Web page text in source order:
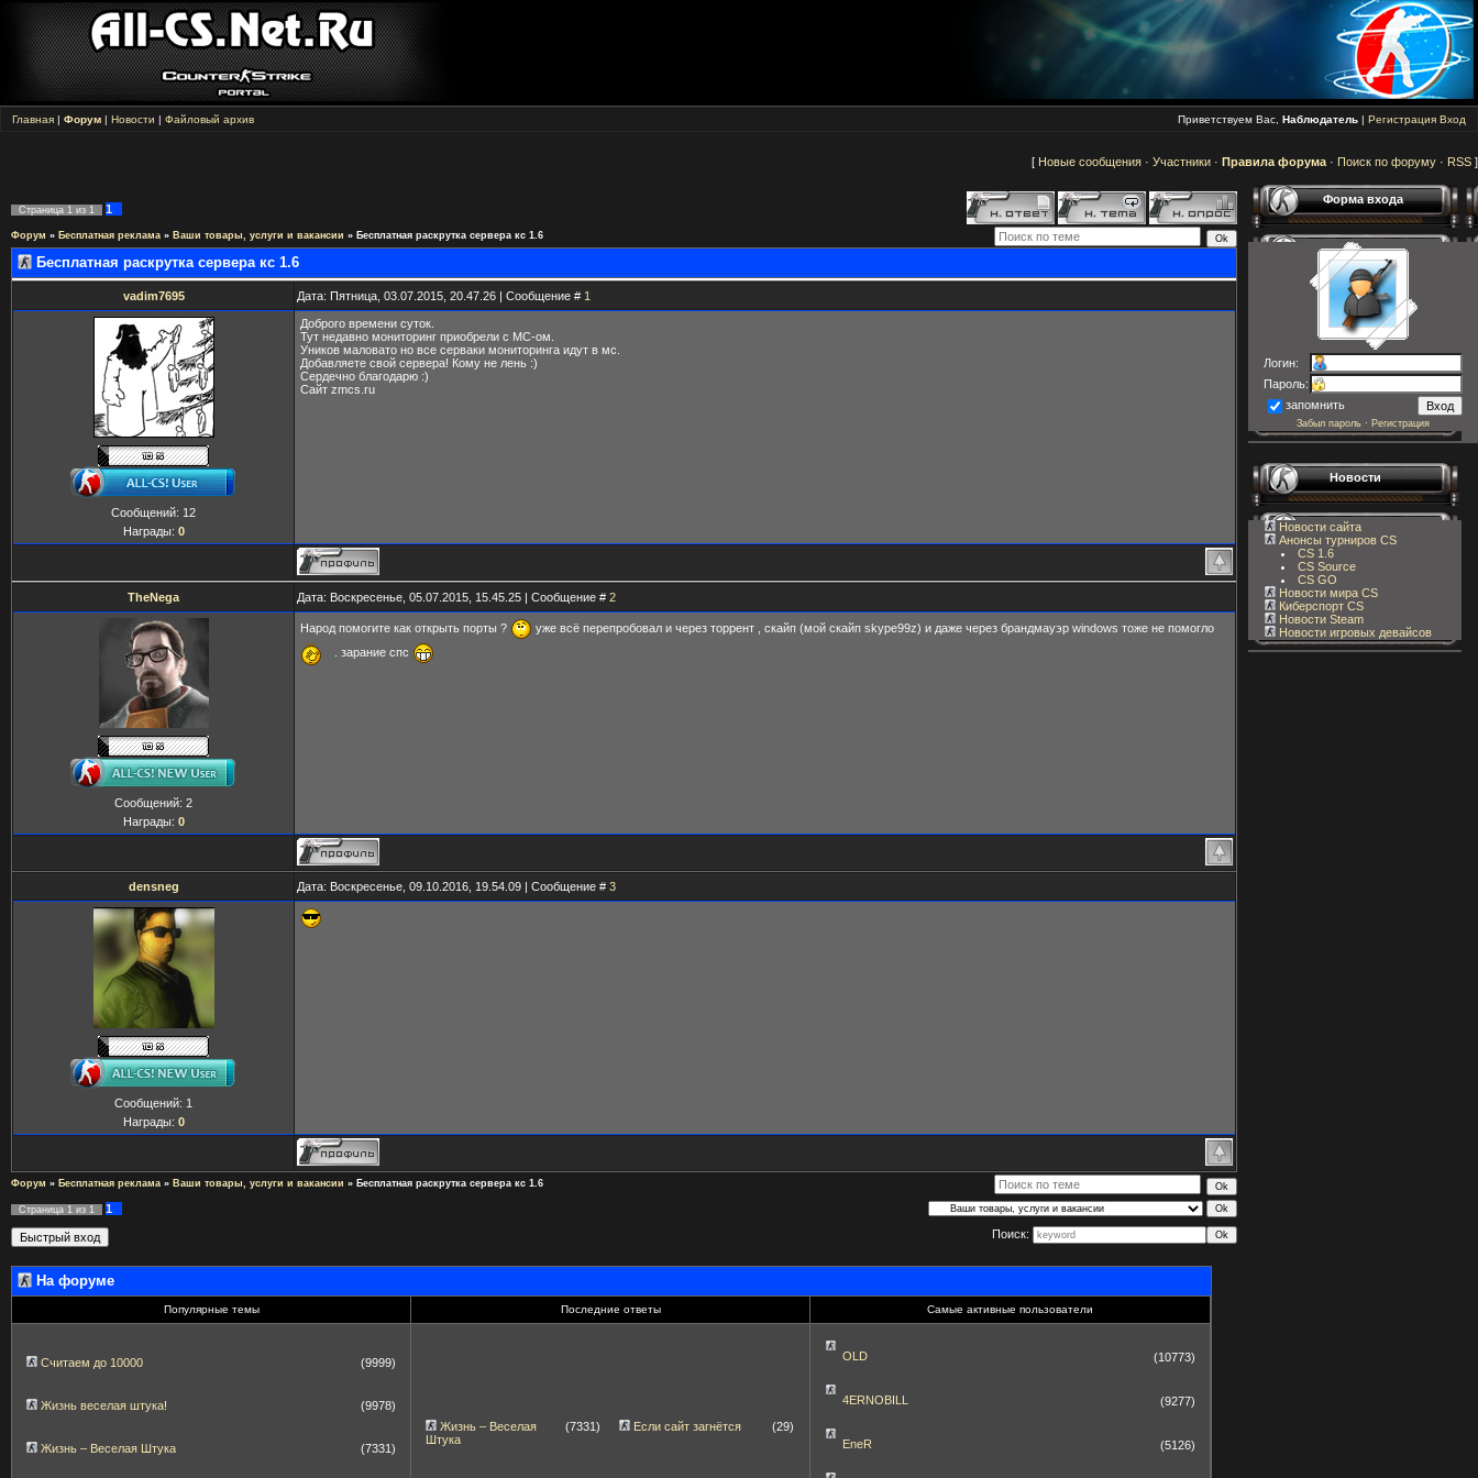
Главная | Форум | Новости | Файловый архив Приветствуем Вас, Наблюдатель | Регистрация Вход
[ Новые сообщения · Участники · Правила форума · Поиск по форуму · RSS ]
Страница 1 из 1 1
Форум » Бесплатная реклама » Ваши товары, услуги и вакансии » Бесплатная раскрутка сервера кс 1.6
Бесплатная раскрутка сервера кс 1.6
vadim7695 Дата: Пятница, 03.07.2015, 20.47.26 | Сообщение # 1
Сообщений: 12
Награды: 0
Доброго времени суток.
Тут недавно мониторинг приобрели с МС-ом.
Уников маловато но все серваки мониторинга идут в мс.
Добавляете свой сервера! Кому не лень :)
Сердечно благодарю :)
Сайт zmcs.ru
TheNega Дата: Воскресенье, 05.07.2015, 15.45.25 | Сообщение # 2
Сообщений: 2
Награды: 0
Народ помогите как открыть порты ?
уже всё перепробовал и через торрент , скайп (мой скайп skype99z) и даже через брандмауэр windows тоже не помогло
. зарание спс
densneg Дата: Воскресенье, 09.10.2016, 19.54.09 | Сообщение # 3
Сообщений: 1
Награды: 0
Форум » Бесплатная реклама » Ваши товары, услуги и вакансии » Бесплатная раскрутка сервера кс 1.6
Страница 1 из 1
1
Поиск:
На форуме
Популярные темы Последние ответы Самые активные пользователи
Считаем до 10000 (9999)
Жизнь веселая штука! (9978)
Жизнь – Веселая Штука (7331)
Жизнь – Веселая
Штука
(7331) Если сайт загнётся (29)
OLD (10773)
4ERNOBILL (9277)
EneR (5126)
Форма входа
Логин:
Пароль:
запомнить
Забыл пароль · Регистрация
Новости
Новости сайта
Анонсы турниров CS
CS 1.6
CS Source
CS GO
Новости мира CS
Киберспорт CS
Новости Steam
Новости игровых девайсов